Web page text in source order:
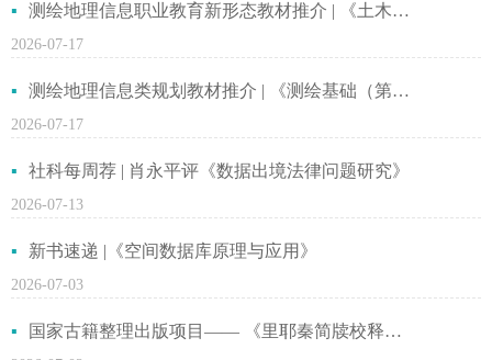
测绘地理信息职业教育新形态教材推介 | 《土木工程测量（第二版）》
2026-07-17
测绘地理信息类规划教材推介 | 《测绘基础（第二版）》
2026-07-17
社科每周荐 | 肖永平评《数据出境法律问题研究》
2026-07-13
新书速递 |《空间数据库原理与应用》
2026-07-03
国家古籍整理出版项目—— 《里耶秦简牍校释（第三卷）》重磅出版